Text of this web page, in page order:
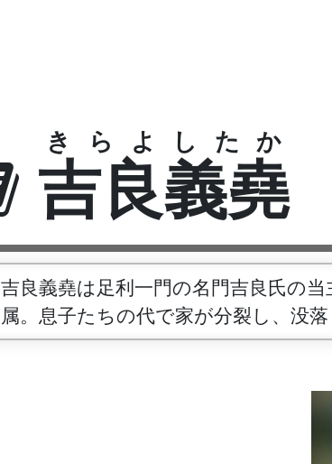
吉良義堯
きらよしたか
吉良義堯は足利一門の名門吉良氏の
属。息子たちの代で家が分裂し、没落